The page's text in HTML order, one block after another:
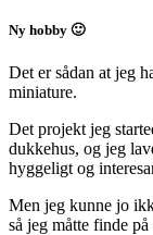
Ny hobby 🙂
Det er sådan at jeg
miniature.
Det projekt jeg
dukkehus, og jeg
hyggeligt og
Men jeg kunne jo
så jeg måtte finde